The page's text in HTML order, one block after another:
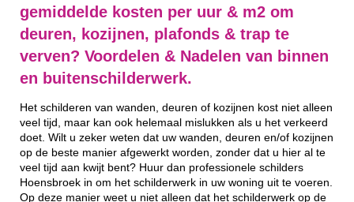
gemiddelde kosten per uur & m2 om
deuren, kozijnen, plafonds & trap te
verven? Voordelen & Nadelen van binnen
en buitenschilderwerk.
Het schilderen van wanden, deuren of kozijnen kost niet alleen
veel tijd, maar kan ook helemaal mislukken als u het verkeerd
doet. Wilt u zeker weten dat uw wanden, deuren en/of kozijnen
op de beste manier afgewerkt worden, zonder dat u hier al te
veel tijd aan kwijt bent? Huur dan professionele schilders
Hoensbroek in om het schilderwerk in uw woning uit te voeren.
Op deze manier weet u niet alleen dat het schilderwerk op de